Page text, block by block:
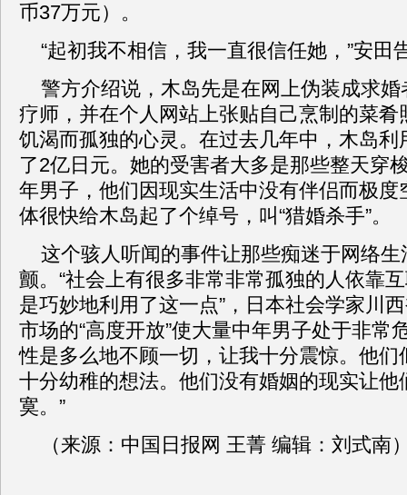
币37万元）。
“起初我不相信，我一直很信任她，”安田
警方介绍说，木岛先是在网上伪装成求
疗师，并在个人网站上张贴自己烹制的菜肴
饥渴而孤独的心灵。在过去几年中，木岛利
了2亿日元。她的受害者大多是那些整天穿
年男子，他们因现实生活中没有伴侣而极度
体很快给木岛起了个绰号，叫“猎婚杀手”。
这个骇人听闻的事件让那些痴迷于网络
颤。“社会上有很多非常非常孤独的人依靠
是巧妙地利用了这一点”，日本社会学家川
市场的“高度开放”使大量中年男子处于非常
性是多么地不顾一切，让我十分震惊。他们
十分幼稚的想法。他们没有婚姻的现实让他
寞。”
（来源：中国日报网 王菁 编辑：刘式南